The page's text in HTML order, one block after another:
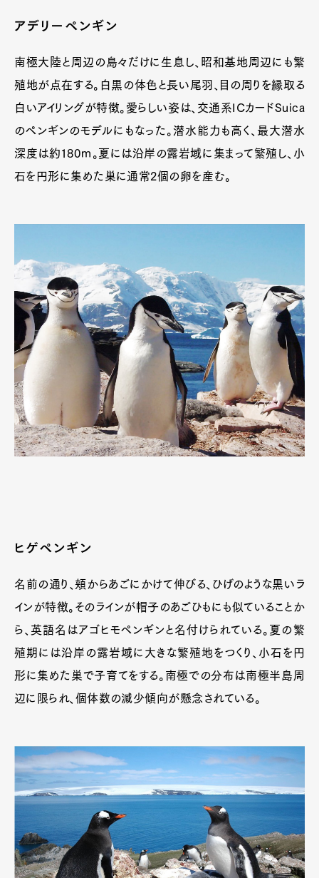
アデリーペンギン
南極大陸と周辺の島々だけに生息し、昭和基地周辺にも繁
殖地が点在する。白黒の体色と長い尾羽、目の周りを縁取る
白いアイリングが特徴。愛らしい姿は、交通系ICカードSuica
のペンギンのモデルにもなった。潜水能力も高く、最大潜水
深度は約180ｍ。夏には沿岸の露岩域に集まって繁殖し、小
石を円形に集めた巣に通常2個の卵を産む。
ヒゲペンギン
名前の通り、頬からあごにかけて伸びる、ひげのような黒いラ
インが特徴。そのラインが帽子のあごひもにも似ていることか
ら、英語名はアゴヒモペンギンと名付けられている。夏の繁
殖期には沿岸の露岩域に大きな繁殖地をつくり、小石を円
形に集めた巣で子育てをする。南極での分布は南極半島周
辺に限られ、個体数の減少傾向が懸念されている。